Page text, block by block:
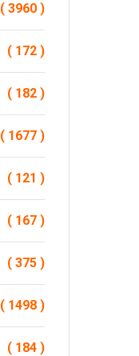
( 3960 )
( 172 )
( 182 )
( 1677 )
( 121 )
( 167 )
( 375 )
( 1498 )
( 184 )